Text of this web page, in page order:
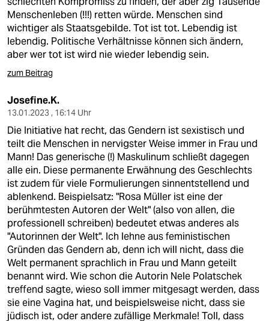
Menschenleben (!!!) retten würde. Menschen sind
wichtiger als Staatsgebilde. Tot ist tot. Lebendig ist
lebendig. Politische Verhältnisse können sich ändern,
aber wer tot ist wird nie wieder lebendig sein.
zum Beitrag
Josefine.K.
13.01.2023 , 16:14 Uhr
Die Initiative hat recht, das Gendern ist sexistisch und
teilt die Menschen in nervigster Weise immer in Frau und
Mann! Das generische (!) Maskulinum schließt dagegen
alle ein. Diese permanente Erwähnung des Geschlechts
ist zudem für viele Formulierungen sinnentstellend und
ablenkend. Beispielsatz: "Rosa Müller ist eine der
berühmtesten Autoren der Welt" (also von allen, die
professionell schreiben) bedeutet etwas anderes als
"Autorinnen der Welt". Ich lehne aus feministischen
Gründen das Gendern ab, denn ich will nicht, dass die
Welt permanent sprachlich in Frau und Mann geteilt
benannt wird. Wie schon die Autorin Nele Polatschek
treffend sagte, wieso soll immer mitgesagt werden, dass
sie eine Vagina hat, und beispielsweise nicht, dass sie
jüdisch ist, oder andere zufällige Merkmale! Toll, dass